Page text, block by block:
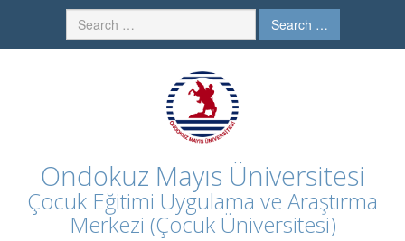
Search …
Ondokuz Mayıs Üniversitesi
Çocuk Eğitimi Uygulama ve Araştırma
Merkezi (Çocuk Üniversitesi)